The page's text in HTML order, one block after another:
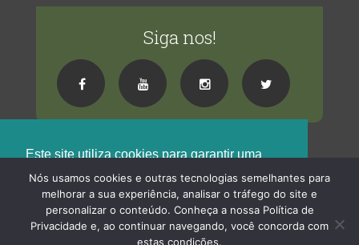
Este site utiliza cookies para garantir uma
melhor experiência de navegação !
Saiba Mais
Ok
Siga nos!
· 2026 Centro Natural© Todos os direitos reservados
Termos de Uso Políticas de Privacidade
Nós usamos cookies e outras tecnologias semelhantes para
melhorar a sua experiência, analisar o tráfego do site e
personalizar o conteúdo. Conheça a nossa Política de
Privacidade e, ao continuar navegando, você concorda com
estas condições.